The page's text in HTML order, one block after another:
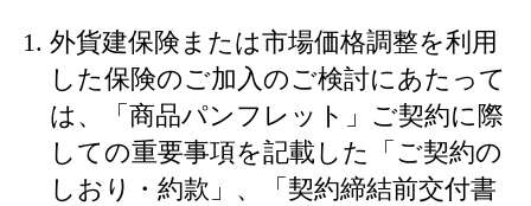
外貨建保険または市場価格調整を利用
した保険のご加入のご検討にあたって
は、「商品パンフレット」ご契約に際
しての重要事項を記載した「ご契約の
しおり・約款」、「契約締結前交付書